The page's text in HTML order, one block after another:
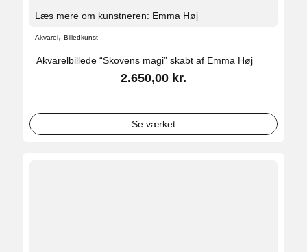
Læs mere om kunstneren: Emma Høj
Akvarel,Billedkunst
Akvarelbillede “Skovens magi” skabt af Emma Høj
2.650,00 kr.
Se værket